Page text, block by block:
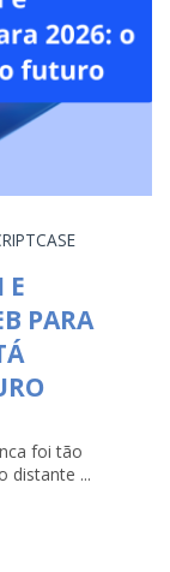
E
PARA
foi tão
distante ...